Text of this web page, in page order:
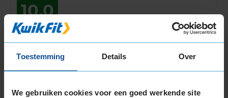
Toestemming Details Over
We gebruiken cookies voor een goed werkende site
10,0
Service:Bandenwissel
Ik kwam voor de bandenwissel. Prima, geen wachttijd en
met een minuut of 20 klaar!